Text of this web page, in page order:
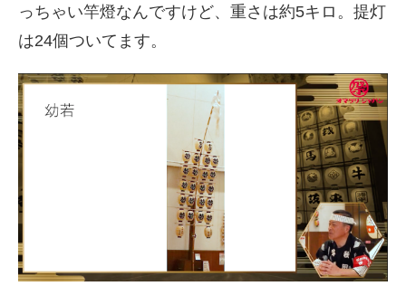
っちゃい竿燈なんですけど、重さは約5キロ。提灯
は24個ついてます。